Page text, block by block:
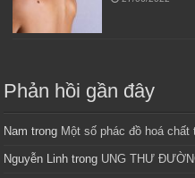
Phản hồi gần đây
Nam trong Một số phác đồ hoá
Nguyễn Linh trong UNG THƯ